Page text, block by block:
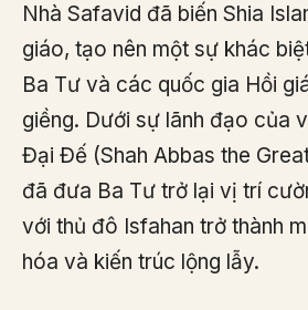
Nhà Safavid đã biến Shia
giáo, tạo nên một sự khác
Ba Tư và các quốc gia Hồi
giềng. Dưới sự lãnh đạo của
Đại Đế (Shah Abbas the
đã đưa Ba Tư trở lại vị trí
với thủ đô Isfahan trở thành
hóa và kiến trúc lộng lẫy.